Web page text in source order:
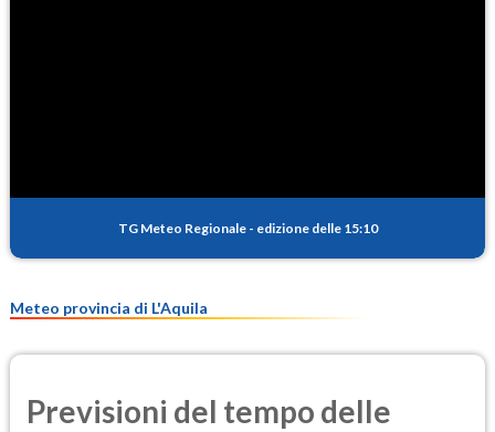
TG Meteo Regionale - edizione delle 15:10
Meteo provincia di L'Aquila
Previsioni del tempo delle